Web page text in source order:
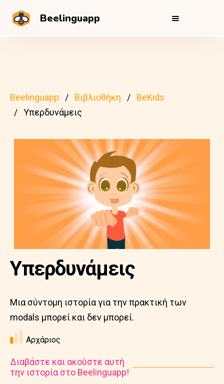
Beelinguapp
Beelinguapp Βιβλιοθήκη
BeKids
Υπερδυνάμεις
Υπερδυνάμεις
Μια σύντομη ιστορία για την πρακτική των
modals μπορεί και δεν μπορεί.
Αρχάριος
Διαβάστε και ακούστε αυτή
την ιστορία στο Beelinguapp!